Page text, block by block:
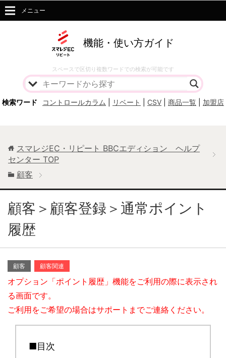
機能・使い方ガイド
スペースで区切り複数ワードでの検索が可能です
検索ワード コントロールカラム リベート CSV 商品一覧 加盟店
メニュー
スマレジEC・リピート BBCエディション ヘルプ
センター TOP
顧客
顧客＞顧客登録＞通常ポイント
履歴
顧客 顧客関連
オプション「ポイント履歴」機能をご利用の際に表示され
る画面です。
ご利用をご希望の場合はサポートまでご連絡ください。
■目次